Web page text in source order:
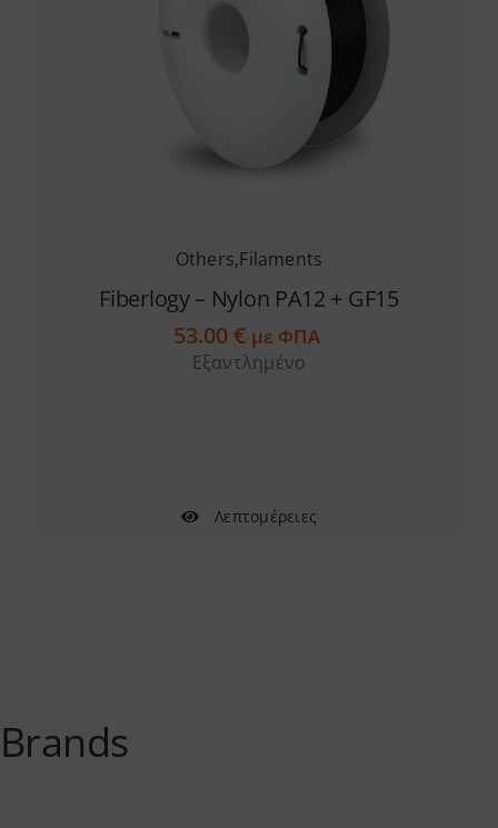
Others,Filaments
Fiberlogy – Nylon PA12 + GF15
53.00€ με ΦΠΑ
Εξαντλημένο
Λεπτομέρειες
Brands